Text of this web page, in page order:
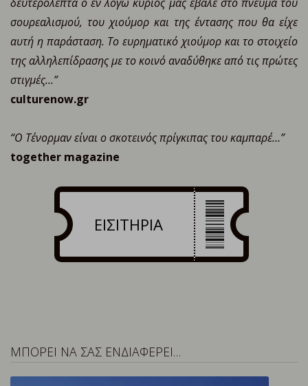
σουρεαλισμού, του χιούμορ και της έντασης που θα είχε
αυτή η παράσταση. Το ευρηματικό χιούμορ και το στοιχείο
της αλληλεπίδρασης με το κοινό αναδύθηκε από τις πρώτες
στιγμές…”
culturenow.gr
“Ο Τένορμαν είναι ο σκοτεινός πρίγκιπας του καμπαρέ…”
together magazine
ΕΙΣΙΤΗΡΙΑ
ΜΠΟΡΕΙ ΝΑ ΣΑΣ ΕΝΔΙΑΦΕΡΕΙ…